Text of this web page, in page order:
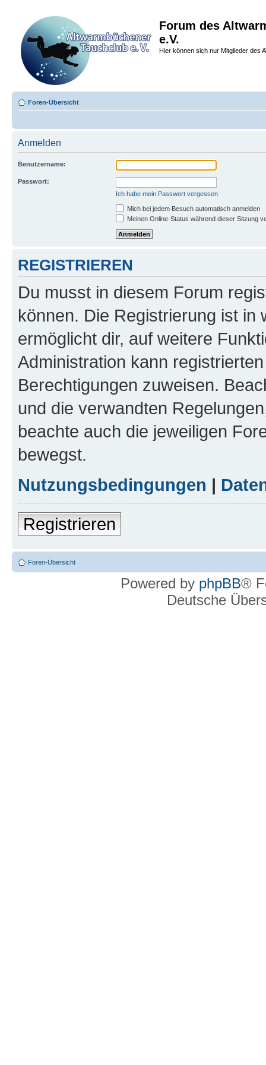
Forum des
e.V.
Hier können sich nur Mitglieder des
Foren-Übersicht
Anmelden
Benutzername:
Passwort:
Ich habe mein Passwort vergessen
Mich bei jedem Besuch automatisch anmelden
Meinen Online-Status während dieser Sitzung
REGISTRIEREN
Du musst in diesem Forum
können. Die Registrierung ist in
ermöglicht dir, auf weitere
Administration kann
Berechtigungen zuweisen.
und die verwandten
beachte auch die jeweiligen
bewegst.
Nutzungsbedingungen |
Registrieren
Foren-Übersicht
Powered by phpBB®
Deutsche